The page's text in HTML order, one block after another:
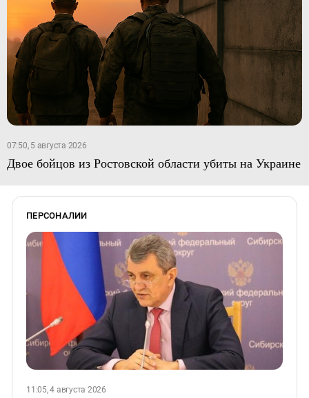
07:50, 5 августа 2026
Двое бойцов из Ростовской области убиты на Украине
ПЕРСОНАЛИИ
11:05, 4 августа 2026